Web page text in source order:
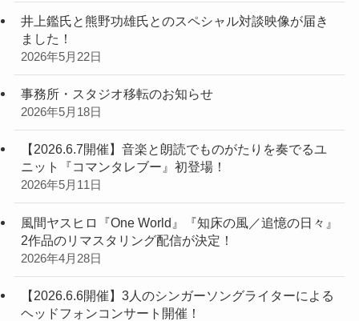
井上鑑氏と熊野功雄氏とのスペシャル対談映像が届き
ました！
2026年5月22日
事務所・スタジオ移転のお知らせ
2026年5月18日
【2026.6.7開催】音楽と朗読でものがたりを奏でるユ
ニット『コマンタレブー』初登場！
2026年5月11日
風間ヤスヒロ『One World』『知床の風／追憶の日々』
2作品のリマスタリング配信が決定！
2026年4月28日
【2026.6.6開催】3人のシンガーソングライターによる
ヘッドフォンコンサート開催！